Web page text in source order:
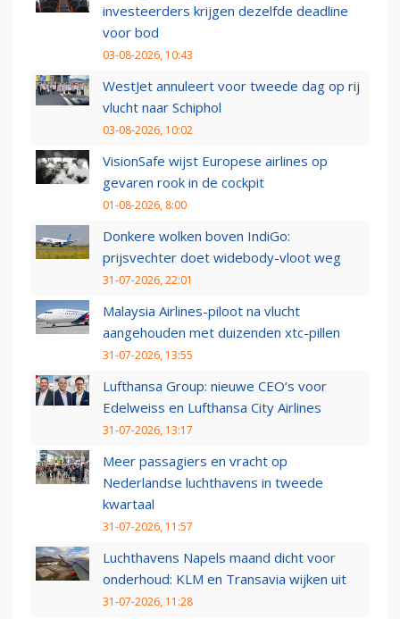
investeerders krijgen dezelfde deadline
voor bod
03-08-2026, 10:43
WestJet annuleert voor tweede dag op rij
vlucht naar Schiphol
03-08-2026, 10:02
VisionSafe wijst Europese airlines op
gevaren rook in de cockpit
01-08-2026, 8:00
Donkere wolken boven IndiGo:
prijsvechter doet widebody-vloot weg
31-07-2026, 22:01
Malaysia Airlines-piloot na vlucht
aangehouden met duizenden xtc-pillen
31-07-2026, 13:55
Lufthansa Group: nieuwe CEO’s voor
Edelweiss en Lufthansa City Airlines
31-07-2026, 13:17
Meer passagiers en vracht op
Nederlandse luchthavens in tweede
kwartaal
31-07-2026, 11:57
Luchthavens Napels maand dicht voor
onderhoud: KLM en Transavia wijken uit
31-07-2026, 11:28